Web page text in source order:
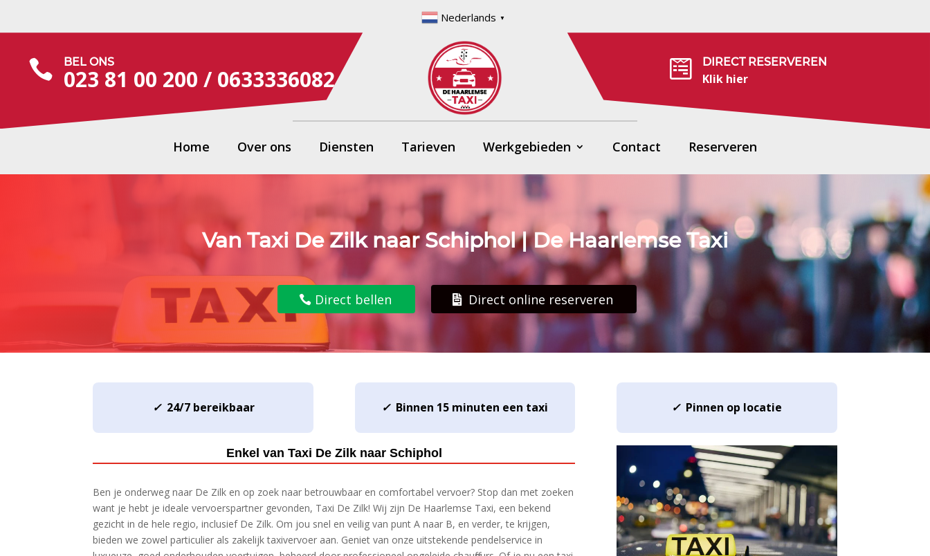
Nederlands ▼
 BEL ONS
023 81 00 200 / 0633336082  DIRECT RESERVEREN
Klik hier
Home Over ons Diensten Tarieven Werkgebieden Contact Reserveren
Van Taxi De Zilk naar Schiphol | De Haarlemse Taxi
Direct bellen Direct online reserveren
✓24/7 bereikbaar ✓ Binnen 15 minuten een taxi ✓Pinnen op locatie
Enkel van Taxi De Zilk naar Schiphol
Ben je onderweg naar De Zilk en op zoek naar betrouwbaar en comfortabel vervoer? Stop dan met zoeken
want je hebt je ideale vervoerspartner gevonden, Taxi De Zilk! Wij zijn De Haarlemse Taxi, een bekend
gezicht in de hele regio, inclusief De Zilk.​ Om jou snel en veilig van punt A naar B, en verder, te krijgen,
bieden we zowel particulier als zakelijk taxivervoer aan.​ Geniet van onze uitstekende pendelservice in